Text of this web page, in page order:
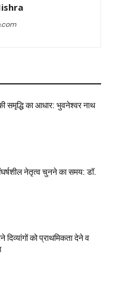
समृद्धि का आधार: भुवनेश्वर नाथ
नेतृत्व चुनने का समय: डॉ.
दिव्यांगों को प्राथमिकता देने व